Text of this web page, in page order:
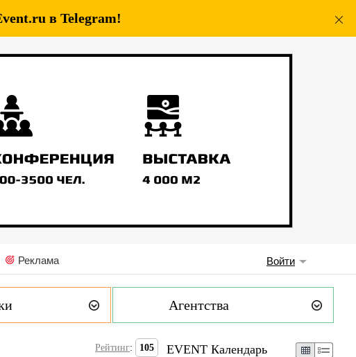
в Telegram!
Реклама Войти
Агентства
Рейтинг: 105 EVENT Календарь